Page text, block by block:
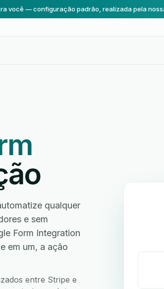
você — configuração padrão, realizada pela
qualquer
e sem
Form Integration
em um, a ação
entre Stripe e